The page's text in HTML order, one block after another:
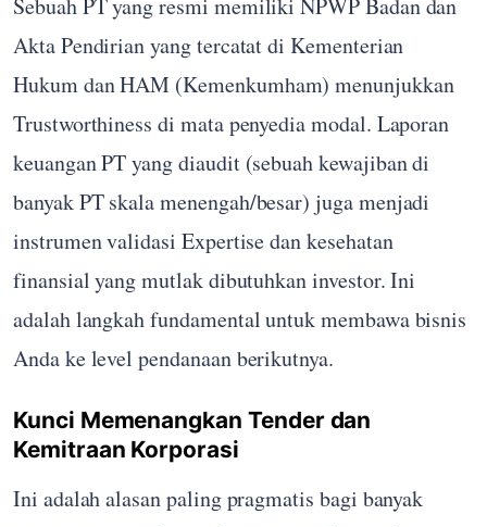
Akta Pendirian yang tercatat di Kementerian
Hukum dan HAM (Kemenkumham) menunjukkan
Trustworthiness di mata penyedia modal. Laporan
keuangan PT yang diaudit (sebuah kewajiban di
banyak PT skala menengah/besar) juga menjadi
instrumen validasi Expertise dan kesehatan
finansial yang mutlak dibutuhkan investor. Ini
adalah langkah fundamental untuk membawa bisnis
Anda ke level pendanaan berikutnya.
Kunci Memenangkan Tender dan
Kemitraan Korporasi
Ini adalah alasan paling pragmatis bagi banyak